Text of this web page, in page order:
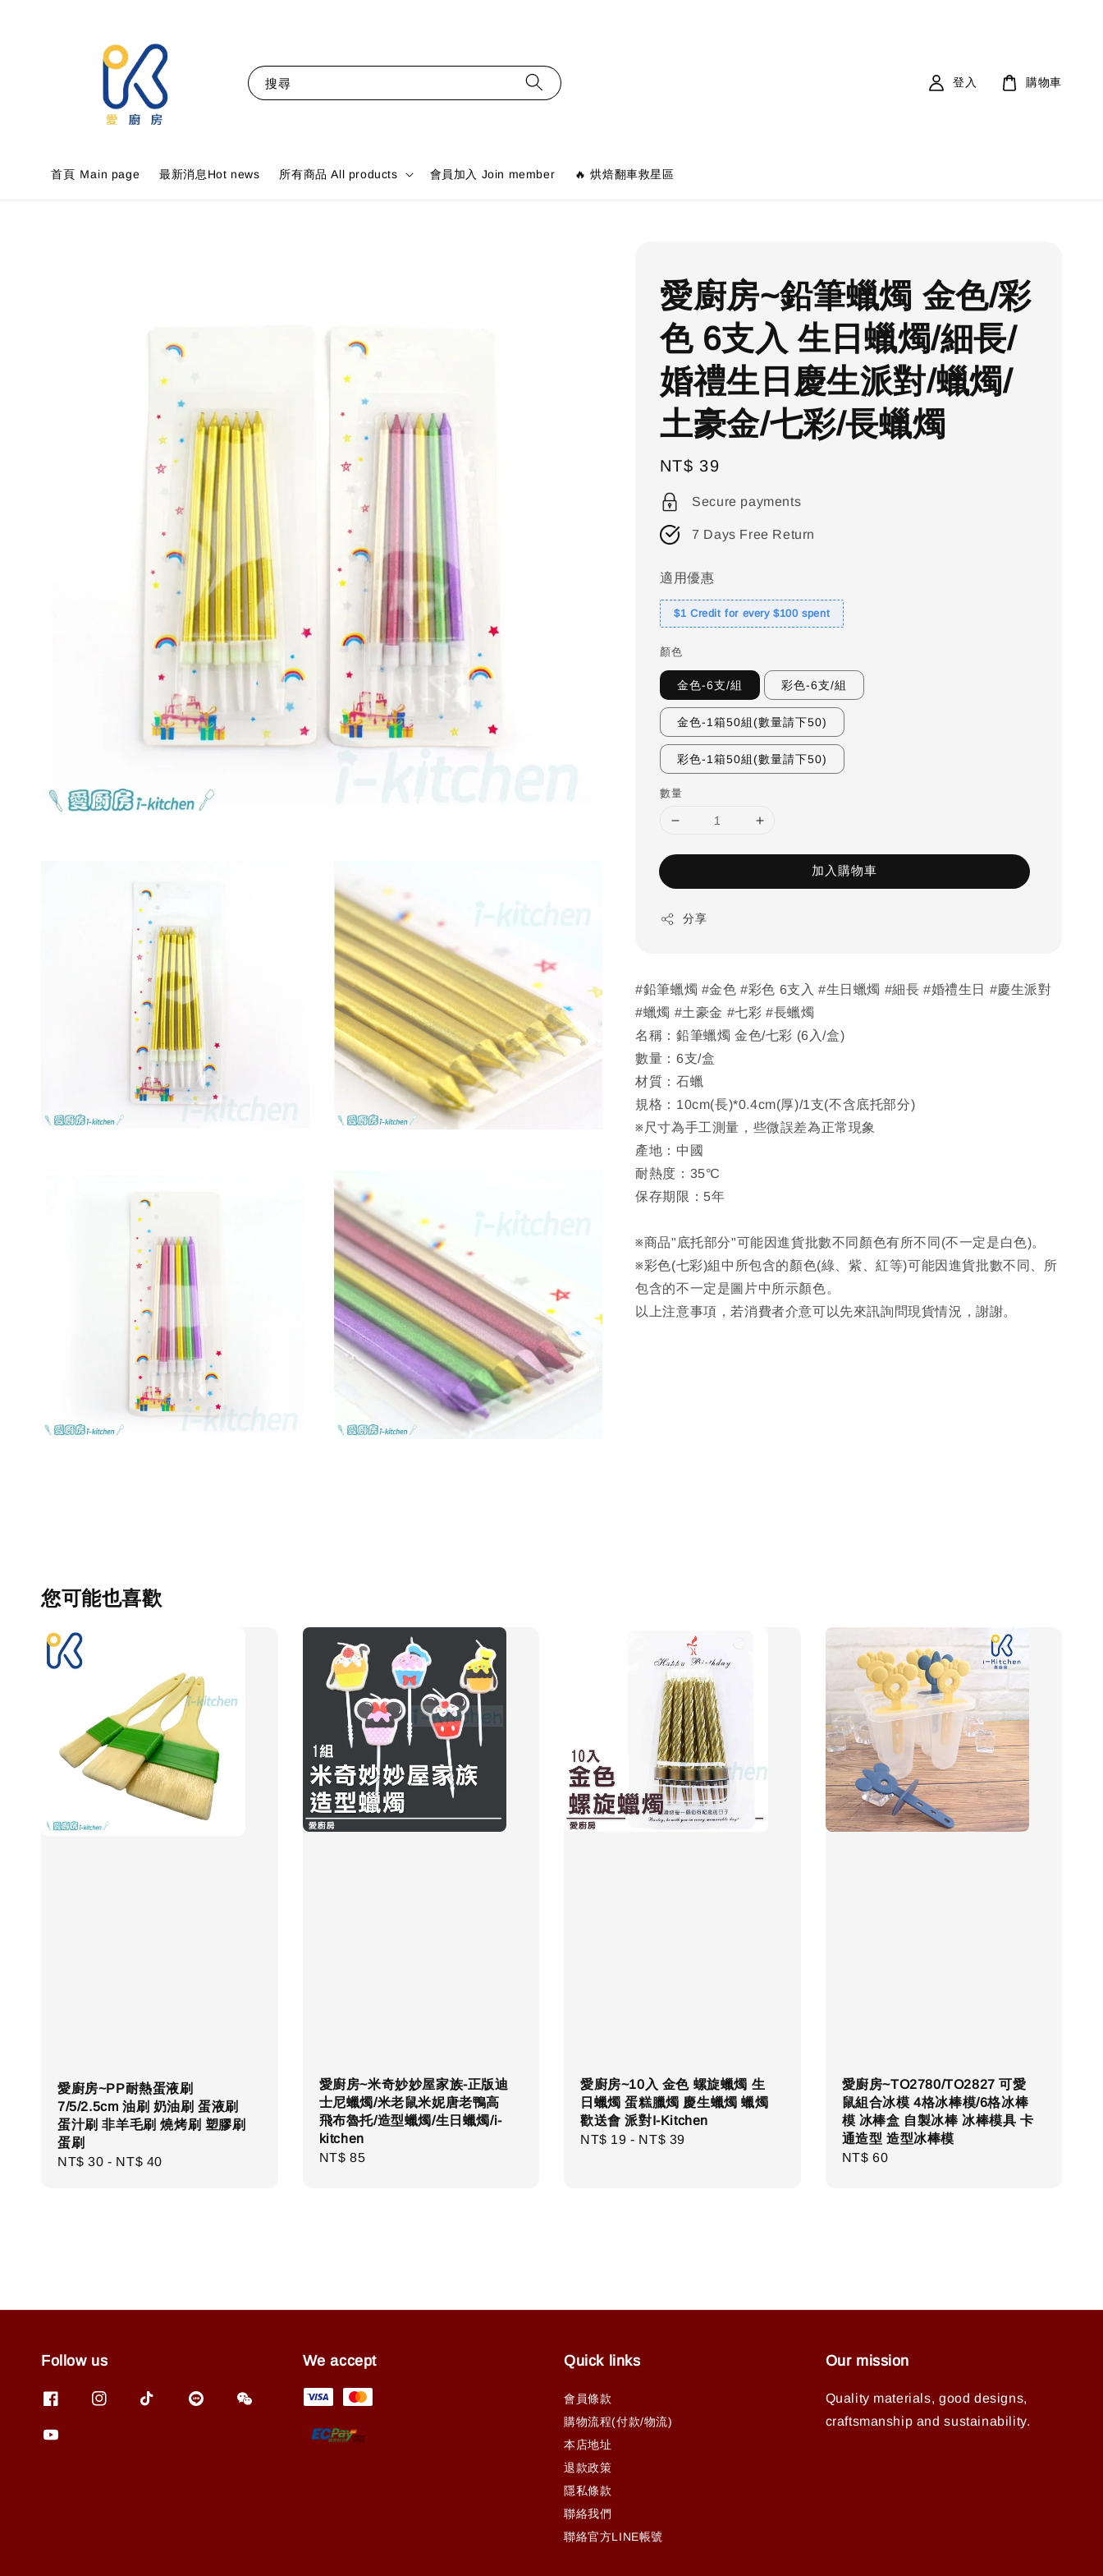
搜尋
首頁 Ｍain page 最新消息Hot news 所有商品 All products 會員加入 Join member 🔥 烘焙翻車救星區
登入 購物車
愛廚房~鉛筆蠟燭 金色/彩
色 6支入 生日蠟燭/細長/
婚禮生日慶生派對/蠟燭/
土豪金/七彩/長蠟燭
Regular
price
NT$ 39
Secure payments
7 Days Free Return
適用優惠
$1 Credit for every $100 spent
顏色
金色-6支/組 彩色-6支/組
金色-1箱50組(數量請下50)
彩色-1箱50組(數量請下50)
數量
加入購物車
分享
#鉛筆蠟燭 #金色 #彩色 6支入 #生日蠟燭 #細長 #婚禮生日 #慶生派對
#蠟燭 #土豪金 #七彩 #長蠟燭
名稱：鉛筆蠟燭 金色/七彩 (6入/盒)
數量：6支/盒
材質：石蠟
規格：10cm(長)*0.4cm(厚)/1支(不含底托部分)
※尺寸為手工測量，些微誤差為正常現象
產地：中國
耐熱度：35℃
保存期限：5年
※商品"底托部分"可能因進貨批數不同顏色有所不同(不一定是白色)。
※彩色(七彩)組中所包含的顏色(綠、紫、紅等)可能因進貨批數不同、所
包含的不一定是圖片中所示顏色。
以上注意事項，若消費者介意可以先來訊詢問現貨情況，謝謝。
您可能也喜歡
愛廚房~PP耐熱蛋液刷
7/5/2.5cm 油刷 奶油刷 蛋液刷
蛋汁刷 非羊毛刷 燒烤刷 塑膠刷
蛋刷
Regular
NT$ 30 - NT$ 40
愛廚房~米奇妙妙屋家族-正版迪
士尼蠟燭/米老鼠米妮唐老鴨高
飛布魯托/造型蠟燭/生日蠟燭/i-
kitchen
Regular
NT$ 85
愛廚房~10入 金色 螺旋蠟燭 生
日蠟燭 蛋糕臘燭 慶生蠟燭 蠟燭
歡送會 派對I-Kitchen
Regular
NT$ 19 - NT$ 39
愛廚房~TO2780/TO2827 可愛
鼠組合冰模 4格冰棒模/6格冰棒
模 冰棒盒 自製冰棒 冰棒模具 卡
通造型 造型冰棒模
Regular
NT$ 60
Follow us We accept Quick links
會員條款
購物流程(付款/物流)
本店地址
退款政策
隱私條款
聯絡我們
聯絡官方LINE帳號
Our mission
Quality materials, good designs,
craftsmanship and sustainability.